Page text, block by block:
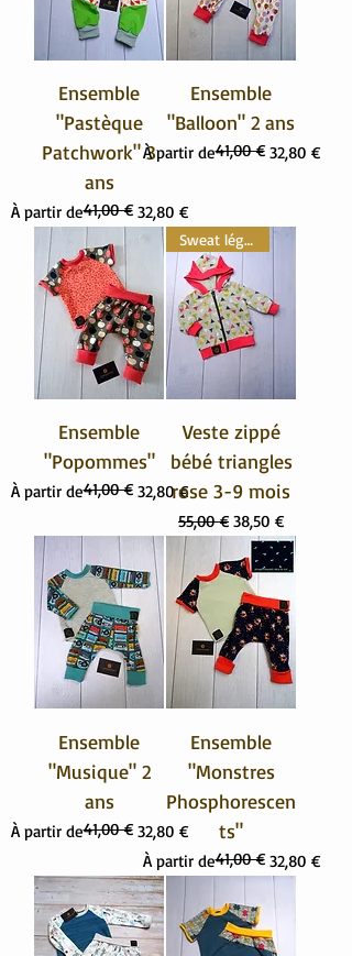
Ensemble
"Pastèque
Patchwork" 3
ans
À partir de
Prix original41,00 € 32,80 €
Prix promotionnel
Ensemble
"Balloon" 2 ans
À partir de
Prix original41,00 € 32,80 €
Prix promotionnel
Ensemble
"Popommes"
À partir de
Prix original41,00 € 32,80 €
Prix promotionnel
Sweat léger
Veste zippé
bébé triangles
rose 3-9 mois
Prix original
55,00 € Prix promotionnel
38,50 €
Ensemble
"Musique" 2
ans
À partir de
Prix original41,00 € 32,80 €
Prix promotionnel
Ensemble
"Monstres
Phosphorescen
ts"
À partir de
Prix original41,00 € 32,80 €
Prix promotionnel